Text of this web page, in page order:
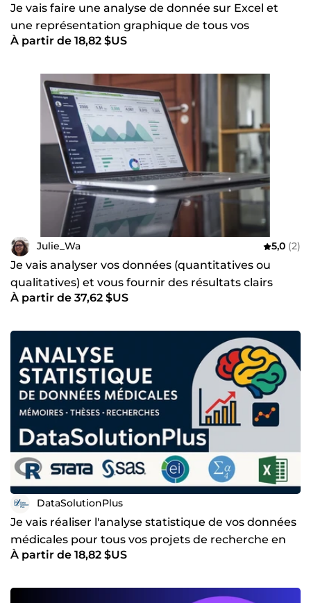
Je vais faire une analyse de donnée sur Excel et
une représentation graphique de tous vos
données
À partir de 18,82 $US
Julie_Wa 5,0 (2)
Je vais analyser vos données (quantitatives ou
qualitatives) et vous fournir des résultats clairs
À partir de 37,62 $US
DataSolutionPlus
Je vais réaliser l'analyse statistique de vos données
médicales pour tous vos projets de recherche en
santé
À partir de 18,82 $US